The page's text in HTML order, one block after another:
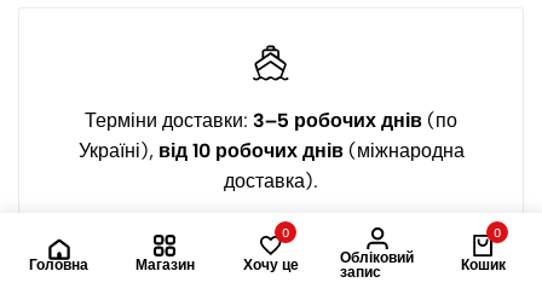
Терміни доставки: 3–5 робочих днів (по
Україні), від 10 робочих днів(міжнародна
доставка).
Головна Магазин
0
Хочу це
Обліковий
запис
0
Кошик